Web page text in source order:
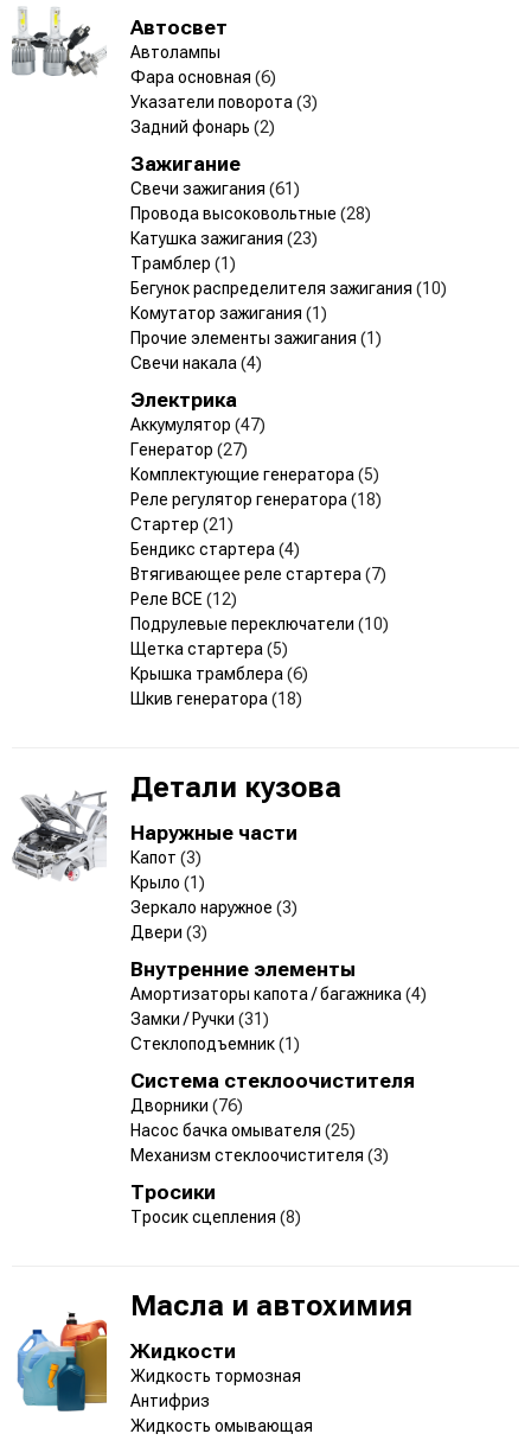
Автосвет
Автолампы
Фара основная (6)
Указатели поворота (3)
Задний фонарь (2)
Зажигание
Свечи зажигания (61)
Провода высоковольтные (28)
Катушка зажигания (23)
Трамблер (1)
Бегунок распределителя зажигания (10)
Комутатор зажигания (1)
Прочие элементы зажигания (1)
Свечи накала (4)
Электрика
Аккумулятор (47)
Генератор (27)
Комплектующие генератора (5)
Реле регулятор генератора (18)
Стартер (21)
Бендикс стартера (4)
Втягивающее реле стартера (7)
Реле ВСЕ (12)
Подрулевые переключатели (10)
Щетка стартера (5)
Крышка трамблера (6)
Шкив генератора (18)
Детали кузова
Наружные части
Капот (3)
Крыло (1)
Зеркало наружное (3)
Двери (3)
Внутренние элементы
Амортизаторы капота / багажника (4)
Замки / Ручки (31)
Стеклоподъемник(1)
Система стеклоочистителя
Дворники (76)
Насос бачка омывателя (25)
Механизм стеклоочистителя (3)
Тросики
Тросик сцепления (8)
Масла и автохимия
Жидкости
Жидкость тормозная
Антифриз
Жидкость омывающая